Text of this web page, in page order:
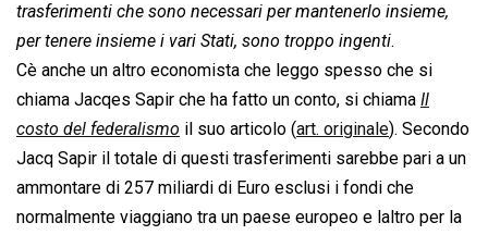
trasferimenti che sono necessari per mantenerlo insieme,
per tenere insieme i vari Stati, sono troppo ingenti.
Cè anche un altro economista che leggo spesso che si
chiama Jacqes Sapir che ha fatto un conto, si chiama  Il
costo del federalismo  il suo articolo (art. originale). Secondo
Jacq Sapir il totale di questi trasferimenti sarebbe pari a un
ammontare di 257 miliardi di Euro esclusi i fondi che
normalmente viaggiano tra un paese europeo e laltro per la